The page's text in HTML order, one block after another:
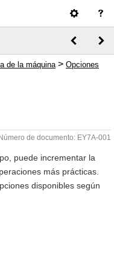
de la máquina > Opciones
Número de documento: EY7A-001
puede incrementar la
más prácticas.
disponibles según